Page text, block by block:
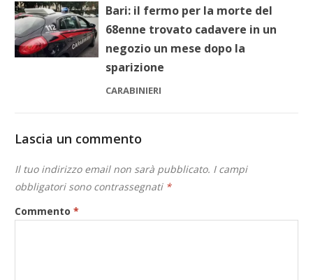
Bari: il fermo per la morte del
68enne trovato cadavere in un
negozio un mese dopo la
sparizione
CARABINIERI
Lascia un commento
Il tuo indirizzo email non sarà pubblicato. I campi
obbligatori sono contrassegnati *
Commento*